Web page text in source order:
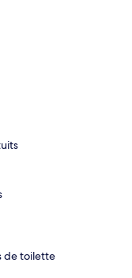
de toilette